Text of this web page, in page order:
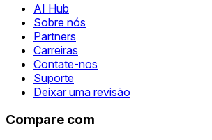
AI Hub
Sobre nós
Partners
Carreiras
Contate-nos
Suporte
Deixar uma revisão
Compare com